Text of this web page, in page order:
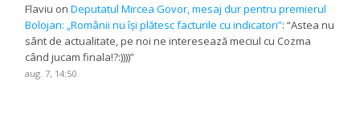
Flaviu onDeputatul Mircea Govor, mesaj dur pentru premierul
Bolojan: „Românii nu își plătesc facturile cu indicatori”: “Astea nu
sânt de actualitate, pe noi ne interesează meciul cu Cozma
când jucam finala!?:))))”
aug. 7, 14:50